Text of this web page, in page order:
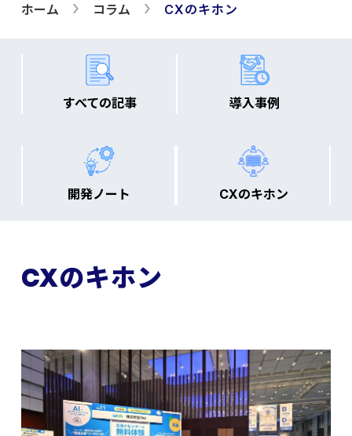
ホーム コラム CXのキホン
すべての記事 導入事例
開発ノート CXのキホン
CXのキホン